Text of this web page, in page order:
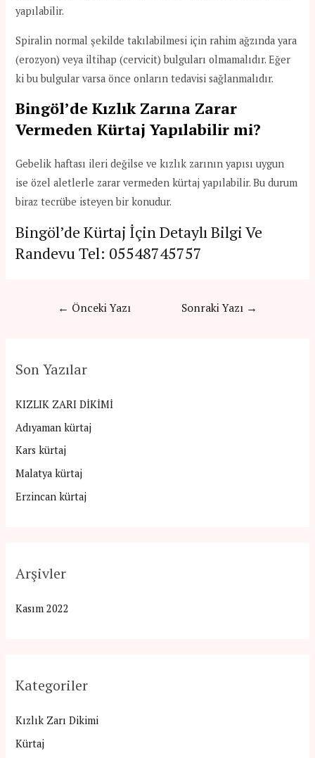
yapılabilir.
Spiralin normal şekilde takılabilmesi için rahim ağzında yara
(erozyon) veya iltihap (cervicit) bulguları olmamalıdır. Eğer
ki bu bulgular varsa önce onların tedavisi sağlanmalıdır.
Bingöl’de Kızlık Zarına Zarar
Vermeden Kürtaj Yapılabilir mi?
Gebelik haftası ileri değilse ve kızlık zarının yapısı uygun
ise özel aletlerle zarar vermeden kürtaj yapılabilir. Bu durum
biraz tecrübe isteyen bir konudur.
Bingöl’de Kürtaj İçin Detaylı Bilgi Ve
Randevu Tel: 05548745757
← Önceki Yazı Sonraki Yazı →
Son Yazılar
KIZLIK ZARI DİKİMİ
Adıyaman kürtaj
Kars kürtaj
Malatya kürtaj
Erzincan kürtaj
Arşivler
Kasım 2022
Kategoriler
Kızlık Zarı Dikimi
Kürtaj